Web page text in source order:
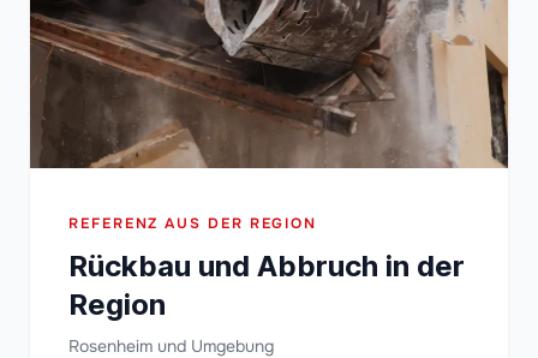
REFERENZ AUS DER REGION
Rückbau und Abbruch in der
Region
Rosenheim und Umgebung